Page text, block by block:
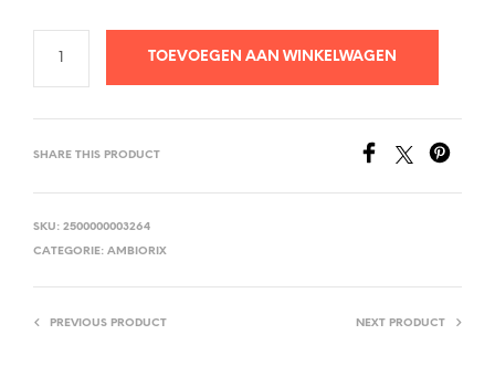
TOEVOEGEN AAN WINKELWAGEN
SHARE THIS PRODUCT
SKU: 2500000003264
CATEGORIE: AMBIORIX
PREVIOUS PRODUCT NEXT PRODUCT